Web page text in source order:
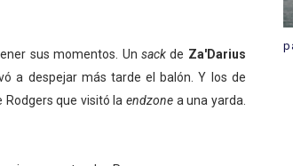
sus momentos. Un sackde Za'Darius
a despejar más tarde el balón. Y los de
Rodgers que visitó la endzonea una yarda.